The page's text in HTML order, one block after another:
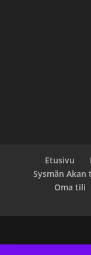
Etusivu
Sysmän
Oma tili